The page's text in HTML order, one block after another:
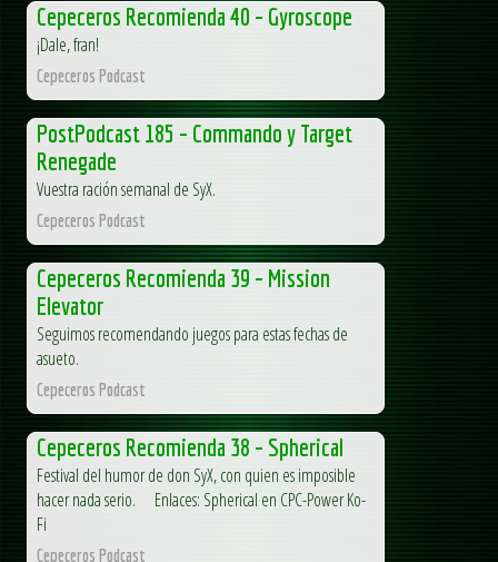
Cepeceros Recomienda 40 – Gyroscope
¡Dale, fran!
Cepeceros Podcast
PostPodcast 185 – Commando y Target
Renegade
Vuestra ración semanal de SyX.
Cepeceros Podcast
Cepeceros Recomienda 39 – Mission
Elevator
Seguimos recomendando juegos para estas fechas de
asueto.
Cepeceros Podcast
Cepeceros Recomienda 38 – Spherical
Festival del humor de don SyX, con quien es imposible
hacer nada serio. Enlaces: Spherical en CPC-Power Ko-
Fi
Cepeceros Podcast